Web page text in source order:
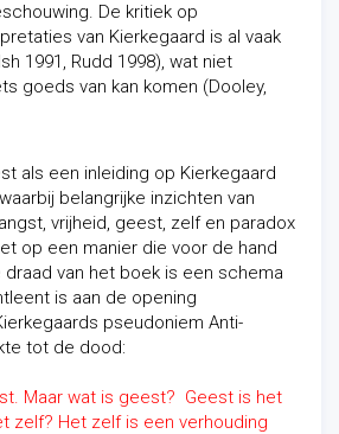
De kritiek op
van Kierkegaard is al vaak
1991, Rudd 1998), wat niet
goeds van kan komen (Dooley,
als een inleiding op Kierkegaard
belangrijke inzichten van
vrijheid, geest, zelf en paradox
op een manier die voor de hand
draad van het boek is een schema
is aan de opening
pseudoniem Anti-
tot de dood:
Maar wat is geest? Geest is het
zelf? Het zelf is een verhouding